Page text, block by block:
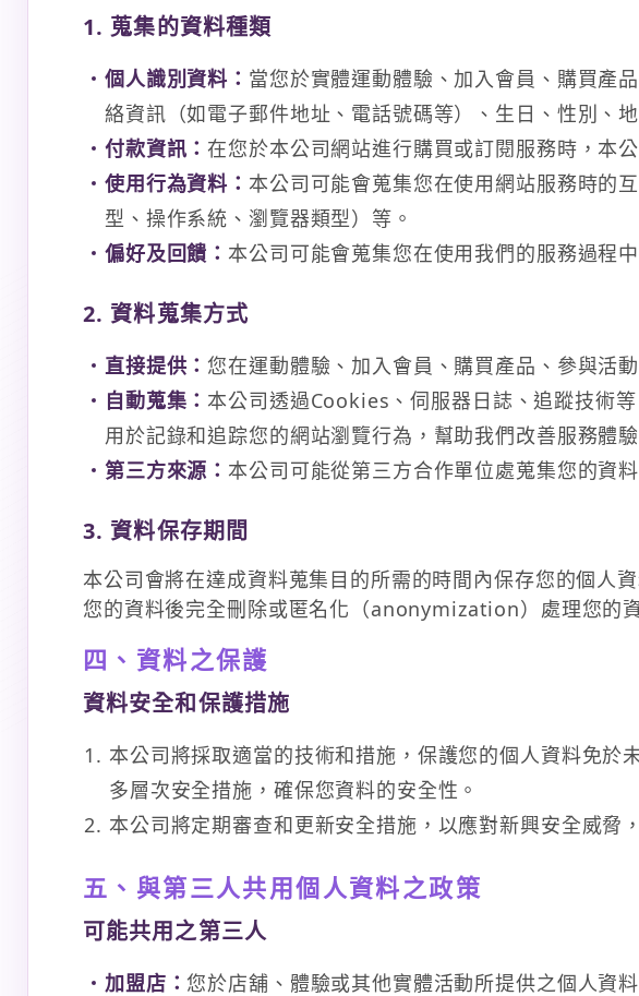
1. 蒐集的資料種類
個人識別資料： 當您於實體運動體驗、加入會員、購買產
絡資訊（如電子郵件地址、電話號碼等）、生日、性別、
付款資訊：在您於本公司網站進行購買或訂閱服務時，本
使用行為資料： 本公司可能會蒐集您在使用網站服務時的
型、操作系統、瀏覽器類型）等。
偏好及回饋： 本公司可能會蒐集您在使用我們的服務過程
2. 資料蒐集方式
直接提供：您在運動體驗、加入會員、購買產品、參與活
自動蒐集： 本公司透過Cookies、伺服器日誌、追蹤技術
用於記錄和追踪您的網站瀏覽行為，幫助我們改善服務體驗
第三方來源： 本公司可能從第三方合作單位處蒐集您的資
3. 資料保存期間
本公司會將在達成資料蒐集目的所需的時間內保存您的個人
您的資料後完全刪除或匿名化（anonymization）處理您的
四、資料之保護
資料安全和保護措施
本公司將採取適當的技術和措施，保護您的個人資料免
多層次安全措施，確保您資料的安全性。
本公司將定期審查和更新安全措施，以應對新興安全威脅
五、與第三人共用個人資料之政策
可能共用之第三人
加盟店：您於店舖、體驗或其他實體活動所提供之個人資